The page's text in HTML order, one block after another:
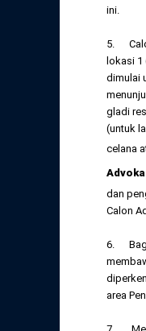
ini.
5.
lokasi 1
dimulai
gladi
(untuk
celana
dan
Calon
6. Bagi
area